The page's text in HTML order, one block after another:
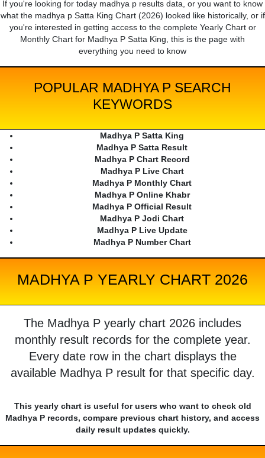
If you're looking for today madhya p results data, or you want to know
what the madhya p Satta King Chart (2026) looked like historically, or if
you're interested in getting access to the complete Yearly Chart or
Monthly Chart for Madhya P Satta King, this is the page with
everything you need to know
POPULAR MADHYA P SEARCH
KEYWORDS
Madhya P Satta King
Madhya P Satta Result
Madhya P Chart Record
Madhya P Live Chart
Madhya P Monthly Chart
Madhya P Online Khabr
Madhya P Official Result
Madhya P Jodi Chart
Madhya P Live Update
Madhya P Number Chart
MADHYA P YEARLY CHART 2026
The Madhya P yearly chart 2026 includes
monthly result records for the complete year.
Every date row in the chart displays the
available Madhya P result for that specific day.
This yearly chart is useful for users who want to check old
Madhya P records, compare previous chart history, and access
daily result updates quickly.